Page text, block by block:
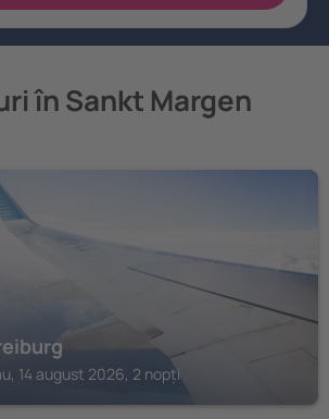
în Sankt Margen
14 august 2026, 2 nopți